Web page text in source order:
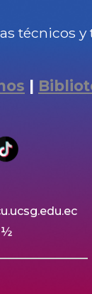
técnicos
|
½